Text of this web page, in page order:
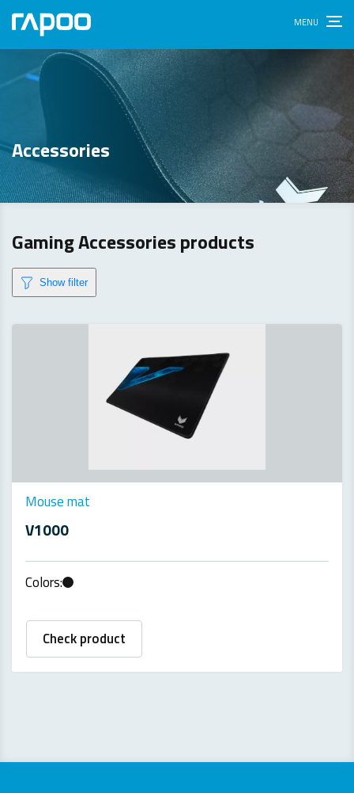
Accessories
Gaming Accessories products
Show filter
Mouse mat
V1000
Colors:
Check product